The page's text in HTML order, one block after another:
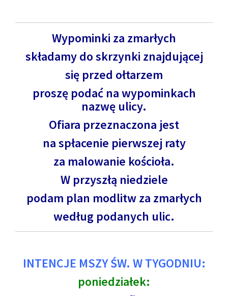
Wypominki za zmarłych
składamy do skrzynki znajdującej
się przed ołtarzem
proszę podać na wypominkach
nazwę ulicy.
Ofiara przeznaczona jest
na spłacenie pierwszej raty
za malowanie kościoła.
W przyszłą niedziele
podam plan modlitw za zmarłych
według podanych ulic.
INTENCJE MSZY ŚW. W TYGODNIU:
poniedziałek: